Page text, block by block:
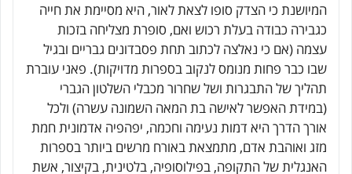
המיושנת כי הצדק סופו לצאת לאור, היא מסיימת את חייה
כגבירה כבודה בעלת רכוש ואם, סופרת מצליחה בזכות
עצמה (אם כי נאלצה לכתוב תחת פסבדונים גבריים ובגיל
שבו כבר פחות מנומס לנקוב בספרות מדויקות). פאני עוברת
תהליך של התבגרות ושל שחרור מכבלי השלטון הגברי
(במידת האפשר לאישה בת המאה השמונה עשרה) ולכל
אורך הדרך היא דמות נעימה וחכמה, יפהפיה אדמונית חמת
מזג ואוהבת אדם, מתמצאת באורח מרשים ביותר בספרות
האנגלית של התקופה, בפילוסופיה, בלטינית, בקיצור, אשת